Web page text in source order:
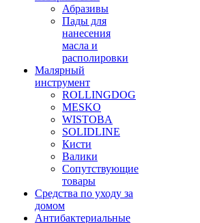
Абразивы
Пады для
нанесения
масла и
располировки
Малярный
инструмент
ROLLINGDOG
MESKO
WISTOBA
SOLIDLINE
Кисти
Валики
Сопутствующие
товары
Средства по уходу за
домом
Антибактериальные